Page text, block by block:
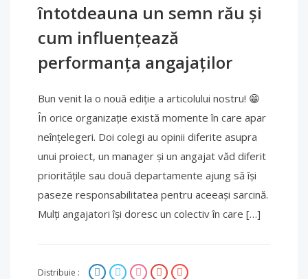
întotdeauna un semn rău și
cum influențează
performanța angajaților
Bun venit la o nouă ediție a articolului nostru! 😁
În orice organizație există momente în care apar
neînțelegeri. Doi colegi au opinii diferite asupra
unui proiect, un manager și un angajat văd diferit
prioritățile sau două departamente ajung să își
paseze responsabilitatea pentru aceeași sarcină.
Mulți angajatori își doresc un colectiv în care […]
Distribuie :